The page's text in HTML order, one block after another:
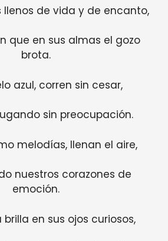
llenos de vida y de encanto,
que en sus almas el gozo
brota.
azul, corren sin cesar,
sin preocupación.
melodías, llenan el aire,
nuestros corazones de
emoción.
en sus ojos curiosos,